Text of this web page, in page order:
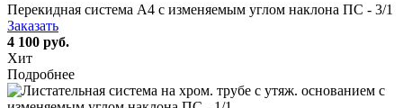
Перекидная система А4 c изменяемым углом наклона ПС - 3/1
Заказать
4 100 руб.
Хит
Подробнее